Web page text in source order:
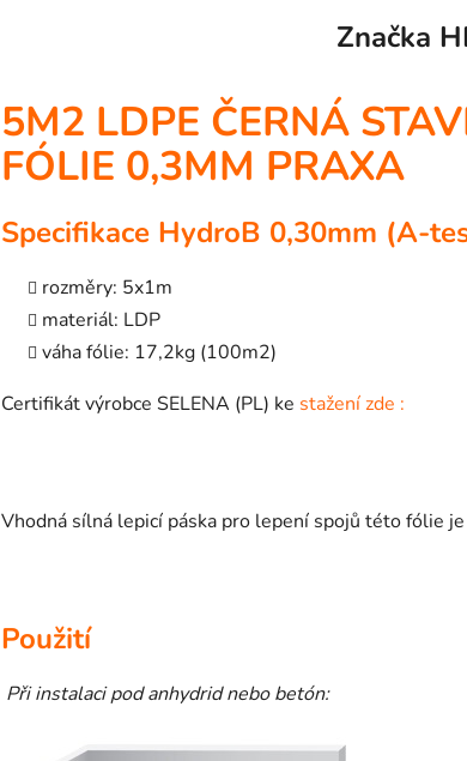
Značka
5M2 LDPE ČERNÁ
FÓLIE 0,3MM PRAXA
Specifikace HydroB 0,30mm (A-
rozměry: 5x1m
materiál: LDP
váha fólie: 17,2kg (100m2)
Certifikát výrobce SELENA (PL) ke stažení zde :
Vhodná sílná lepicí páska pro lepení spojů této fólie je
Použití
Při instalaci pod anhydrid nebo betón: